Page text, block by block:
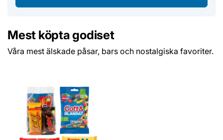
Mest köpta godiset
Våra mest älskade påsar, bars och nostalgiska favoriter.